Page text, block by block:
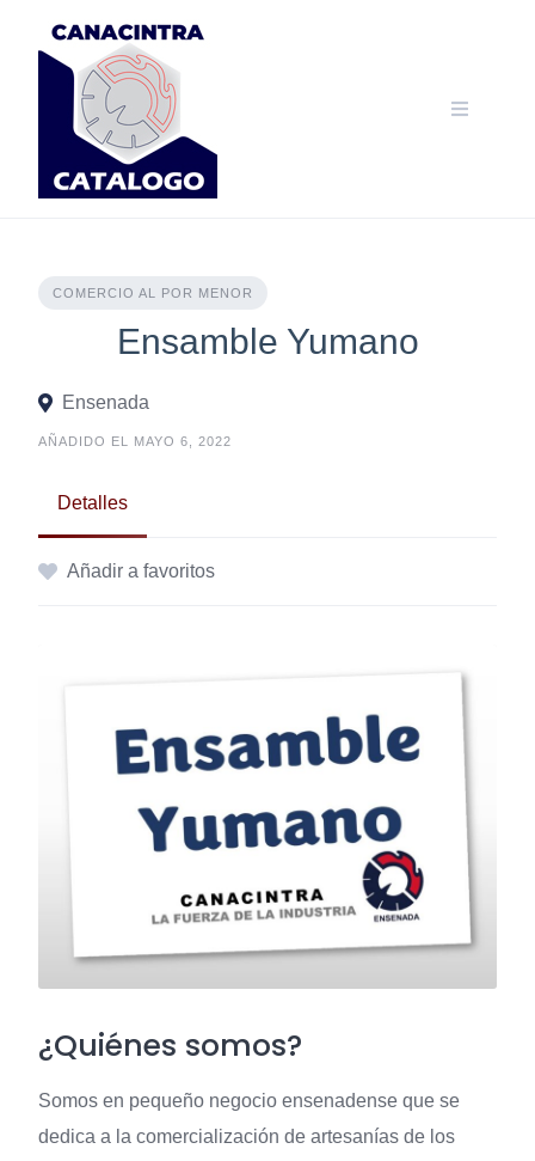
COMERCIO AL POR MENOR
Ensamble Yumano
Ensenada
AÑADIDO EL MAYO 6, 2022
Detalles
Añadir a favoritos
¿Quiénes somos?
Somos en pequeño negocio ensenadense que se
dedica a la comercialización de artesanías de los